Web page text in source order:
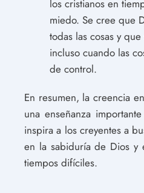
los cristianos en
miedo. Se cree que
todas las cosas y
incluso cuando las
de control.
En resumen, la creencia
una enseñanza
inspira a los creyentes a
en la sabiduría de Dios y
tiempos difíciles.